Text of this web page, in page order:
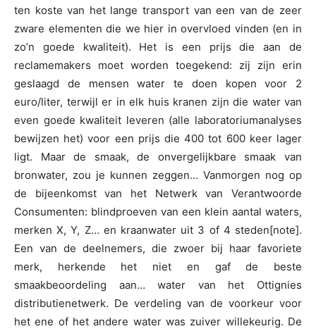
ten koste van het lange transport van een van de zeer
zware elementen die we hier in overvloed vinden (en in
zo’n goede kwaliteit). Het is een prijs die aan de
reclamemakers moet worden toegekend: zij zijn erin
geslaagd de mensen water te doen kopen voor 2
euro/liter, terwijl er in elk huis kranen zijn die water van
even goede kwaliteit leveren (alle laboratoriumanalyses
bewijzen het) voor een prijs die 400 tot 600 keer lager
ligt. Maar de smaak, de onvergelijkbare smaak van
bronwater, zou je kunnen zeggen… Vanmorgen nog op
de bijeenkomst van het Netwerk van Verantwoorde
Consumenten: blindproeven van een klein aantal waters,
merken X, Y, Z… en kraanwater uit 3 of 4 steden[note].
Een van de deelnemers, die zwoer bij haar favoriete
merk, herkende het niet en gaf de beste
smaakbeoordeling aan… water van het Ottignies
distributienetwerk. De verdeling van de voorkeur voor
het ene of het andere water was zuiver willekeurig. De